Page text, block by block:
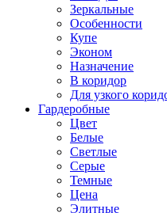
Зеркальные
Особенности
Купе
Эконом
Назначение
В коридор
Для узкого
Гардеробные
Цвет
Белые
Светлые
Серые
Темные
Цена
Элитные